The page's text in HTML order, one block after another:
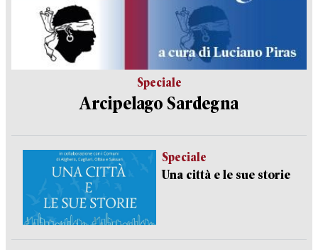
Speciale
Arcipelago Sardegna
Speciale
Una città e le sue storie